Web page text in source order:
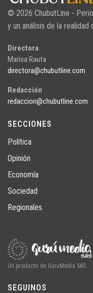
© 2026 ChubutLine -
y un análisis de la realidad
Directora
Marisa Rauta
directora@chubutline.com
Redacción
redaccion@chubutline.com
SECCIONES
Política
Opinión
Economía
Sociedad
Regionales
Un producto de GuruMedia SAS
SEGUINOS